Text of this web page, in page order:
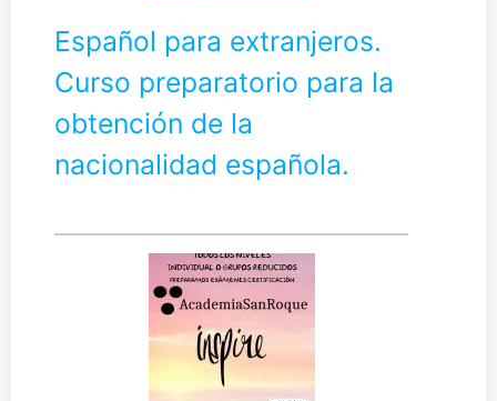
Español para extranjeros.
Curso preparatorio para la
obtención de la
nacionalidad española.